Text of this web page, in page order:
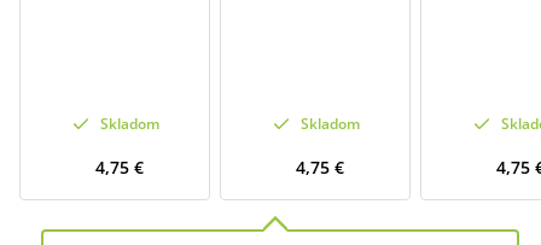
Skladom
4,75 €
Skladom
4,75 € 4,75